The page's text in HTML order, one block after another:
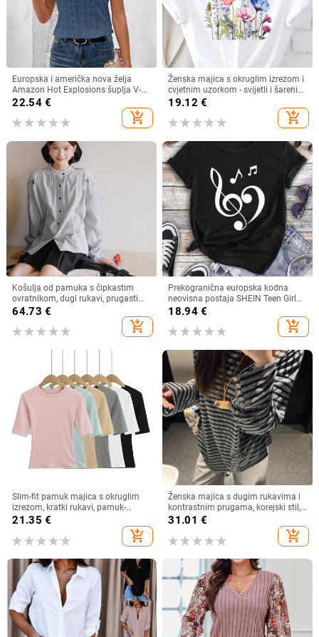
Europska i američka nova želja
Amazon Hot Explosions šuplja V-
izrez kratkih rukava s uskim
rukavima i šišmiš rukavima, nova
majica
22.54€
add_shopping_cart
Ženska majica s okruglim izrezom i
cvjetnim uzorkom - svijetli i šareni
cvjetni uzorak, prozračna rastezljiva
tkanina, periva u perilici rublja
19.12 €
add_shopping_cart
Košulja od pamuka s čipkastim
ovratnikom, dugi rukavi, prugasti
uzorak
64.73 €
add_shopping_cart
Prekogranična europska kodna
neovisna postaja SHEIN Teen Girl
Music Festival Casual Short Sl
18.94€
add_shopping_cart
Slim-fit pamuk majica s okruglim
izrezom, kratki rukavi, pamuk-
elastan mješavina (80–90% pamuk,
21.35 €
add_shopping_cart
Ženska majica s dugim rukavima i
kontrastnim prugama, korejski stil,
široki kroj, okrugli izrez
31.01 €
add_shopping_cart